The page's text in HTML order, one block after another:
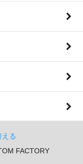
る
FACTORY